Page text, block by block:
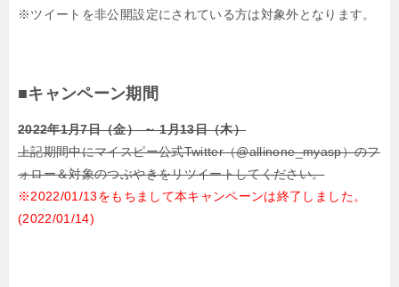
※ツイートを非公開設定にされている方は対象外となります。
■キャンペーン期間
2022年1月7日（金） ～ 1月13日（木）
上記期間中にマイスピー公式Twitter（@allinone_myasp）のフ
ォロー＆対象のつぶやきをリツイートしてください。
※2022/01/13をもちまして本キャンペーンは終了しました。
(2022/01/14)